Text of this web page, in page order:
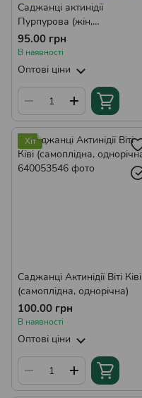
Саджанці актинідії
Пурпурова (жін,
однорічний)
95.00 грн
В наявності
Оптові ціни
Хіт
Саджанці Актинідії Віті Ківі
(самоплідна, однорічна)
100.00 грн
В наявності
Оптові ціни